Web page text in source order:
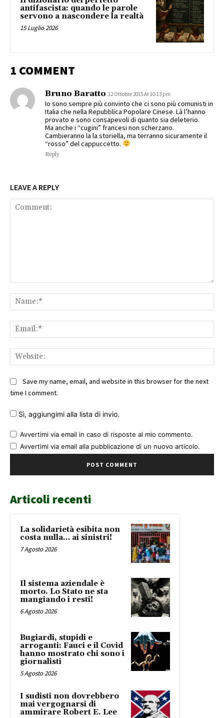
antifascista: quando le parole
servono a nascondere la realtà
15 Luglio 2026
1 COMMENT
Bruno Baratto 12 Ottobre 2015 At 10:13 pm
Io sono sempre più convinto che ci sono più comunisti in
Italia che nella Repubblica Popolare Cinese. Là l’hanno
provato e sono consapevoli di quanto sia deleterio.
Ma anche i “cugini” francesi non scherzano.
Cambieranno la la storiella, ma terranno sicuramente il
“rosso” del cappuccetto.
Reply
LEAVE A REPLY
Save my name, email, and website in this browser for the next
time I comment.
Sì, aggiungimi alla lista di invio.
Avvertimi via email in caso di risposte al mio commento.
Avvertimi via email alla pubblicazione di un nuovo articolo.
Articoli recenti
La solidarietà esibita non
costa nulla… ai sinistri!
7 Agosto 2026
Il sistema aziendale è
morto. Lo Stato ne sta
mangiando i resti!
6 Agosto 2026
Bugiardi, stupidi e
arroganti: Fauci e il Covid
hanno mostrato chi sono i
giornalisti
5 Agosto 2026
I sudisti non dovrebbero
mai vergognarsi di
ammirare Robert E. Lee